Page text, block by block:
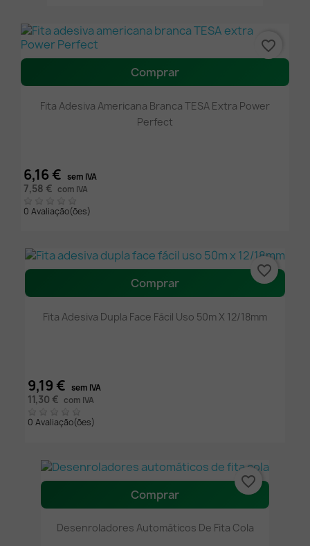
Comprar
Fita Adesiva Americana Branca TESA Extra Power
Perfect
6,16 € sem IVA
7,58 € com IVA
0 Avaliação(ões)
favorite_border
Comprar
Fita Adesiva Dupla Face Fácil Uso 50m X 12/18mm
9,19 € sem IVA
11,30 € com IVA
0 Avaliação(ões)
favorite_border
Comprar
Desenroladores Automáticos De Fita Cola
favorite_border